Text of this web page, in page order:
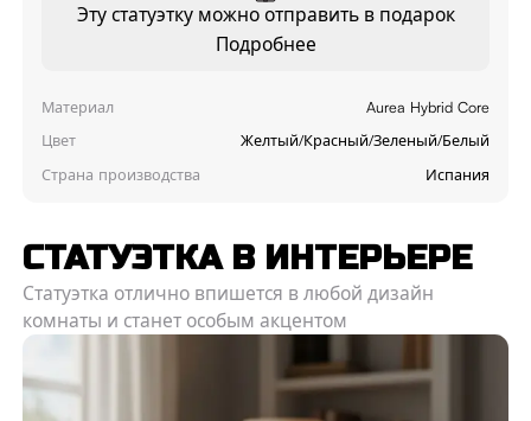
Эту статуэтку можно отправить в подарок
Подробнее
Материал
Aurea Hybrid Core
Цвет
Желтый/Красный/Зеленый/Белый
Страна производства
Испания
СТАТУЭТКА В ИНТЕРЬЕРЕ
Статуэтка отлично впишется в любой дизайн
комнаты и станет особым акцентом